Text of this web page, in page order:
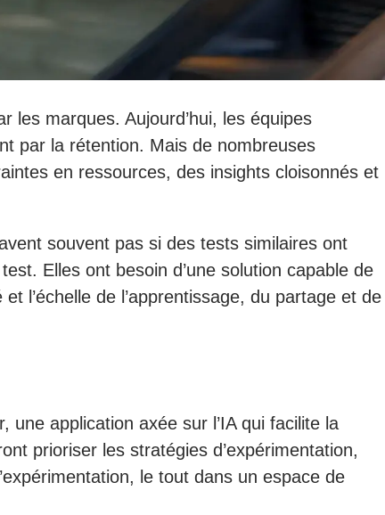
les marques. Aujourd’hui, les équipes
par la rétention. Mais de nombreuses
en ressources, des insights cloisonnés et
souvent pas si des tests similaires ont
Elles ont besoin d’une solution capable de
l’échelle de l’apprentissage, du partage et de
une application axée sur l’IA qui facilite la
prioriser les stratégies d’expérimentation,
le tout dans un espace de